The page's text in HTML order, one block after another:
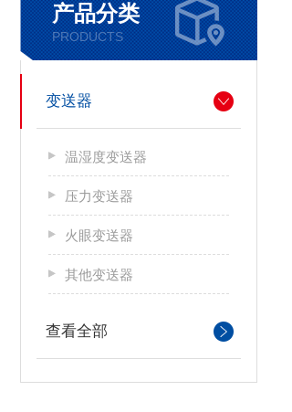
产品分类
PRODUCTS
变送器
温湿度变送器
压力变送器
火眼变送器
其他变送器
查看全部